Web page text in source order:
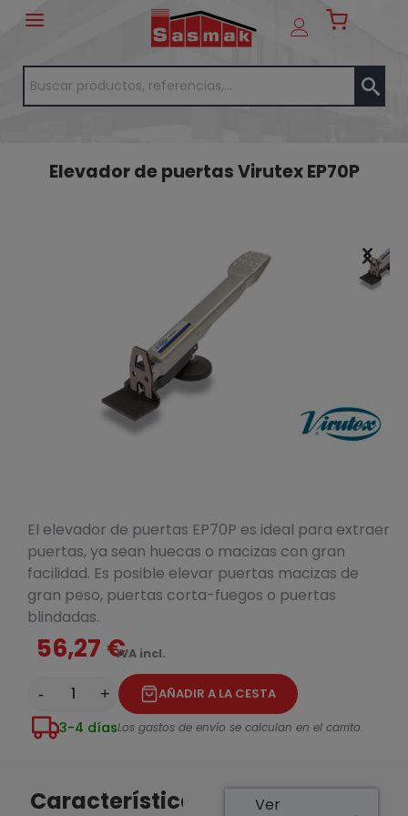
Elevador de puertas Virutex EP70P
El elevador de puertas EP70P es ideal para extraer
puertas, ya sean huecas o macizas con gran
facilidad. Es posible elevar puertas macizas de
gran peso, puertas corta-fuegos o puertas
blindadas.
56,27 €IVA incl.
- + AÑADIR A LA CESTA
3-4 díasLos gastos de envío se calculan en el carrito.
Características
Ver